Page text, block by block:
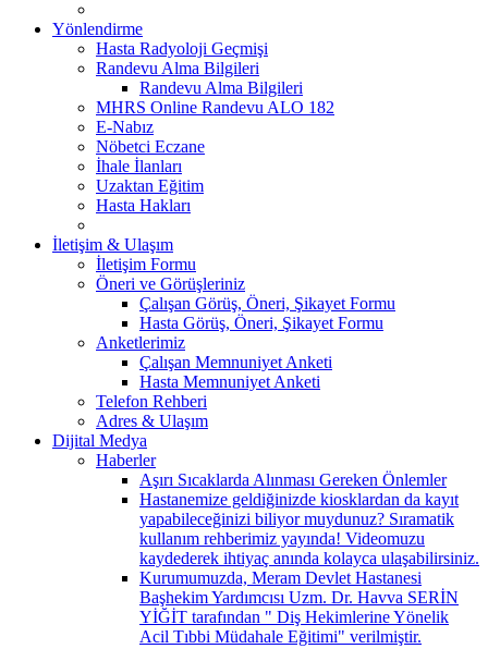
Yönlendirme
Hasta Radyoloji Geçmişi
Randevu Alma Bilgileri
Randevu Alma Bilgileri
MHRS Online Randevu ALO 182
E-Nabız
Nöbetci Eczane
İhale İlanları
Uzaktan Eğitim
Hasta Hakları
İletişim & Ulaşım
İletişim Formu
Öneri ve Görüşleriniz
Çalışan Görüş, Öneri, Şikayet Formu
Hasta Görüş, Öneri, Şikayet Formu
Anketlerimiz
Çalışan Memnuniyet Anketi
Hasta Memnuniyet Anketi
Telefon Rehberi
Adres & Ulaşım
Dijital Medya
Haberler
Aşırı Sıcaklarda Alınması Gereken Önlemler
Hastanemize geldiğinizde kiosklardan da kayıt
yapabileceğinizi biliyor muydunuz? ​Sıramatik
kullanım rehberimiz yayında! Videomuzu
kaydederek ihtiyaç anında kolayca ulaşabilirsiniz.
Kurumumuzda, Meram Devlet Hastanesi
Başhekim Yardımcısı Uzm. Dr. Havva SERİN
YİĞİT tarafından " Diş Hekimlerine Yönelik
Acil Tıbbi Müdahale Eğitimi" verilmiştir.